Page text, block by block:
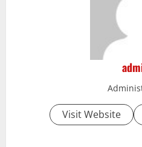
Visit Website